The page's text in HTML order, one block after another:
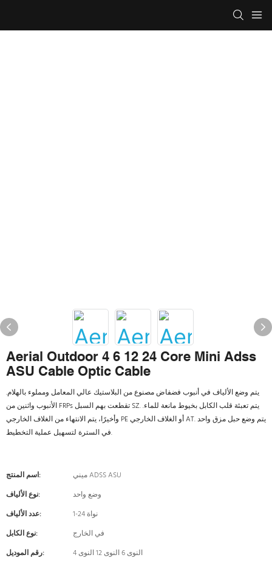
Aerial Outdoor 4 6 12 24 Core Mini Adss
ASU Cable Optic Cable
يتم وضع الألياف في أنبوب فضفاض مصنوع من البلاستيك عالي المعامل ومملوء بالهلام.
الأنبوب واثنين من FRPs تقطعت بهم السبل SZ. يتم تعبئة قلب الكابل بخيوط مانعة للماء.
وأخيرًا، يتم الانتهاء من الغلاف الخارجي PE أو الغلاف الخارجي AT. يتم وضع حبل مزق واحد
في السترة لتسهيل عملية التخطيط.
اسم المنتج:
ميني ADSS ASU
نوع الألياف:
وضع واحد
عدد الألياف:
1-24 نواة
نوع الكابل:
في الخارج
رقم الموديل:
4 النوى 6 النوى 12 النوى